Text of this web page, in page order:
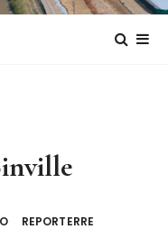
narbonnaise
REPORTERRE